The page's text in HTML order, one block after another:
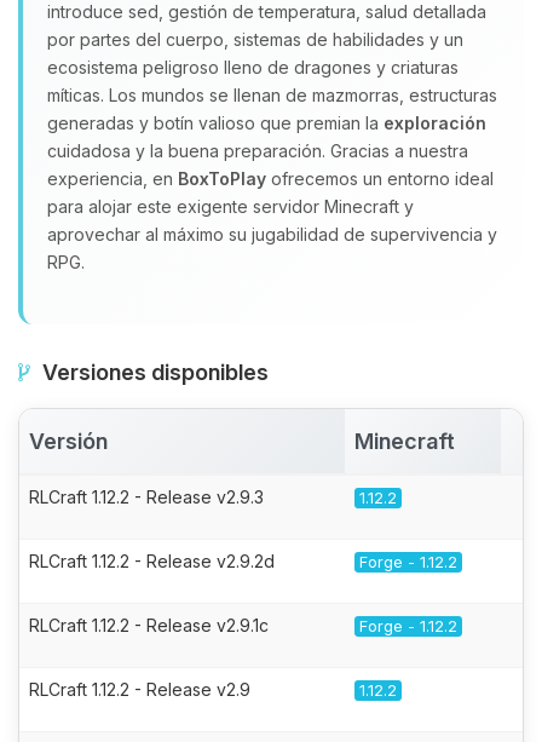
introduce sed, gestión de temperatura, salud detallada
por partes del cuerpo, sistemas de habilidades y un
ecosistema peligroso lleno de dragones y criaturas
míticas. Los mundos se llenan de mazmorras, estructuras
generadas y botín valioso que premian la exploración
cuidadosa y la buena preparación. Gracias a nuestra
experiencia, en BoxToPlay ofrecemos un entorno ideal
para alojar este exigente servidor Minecraft y
aprovechar al máximo su jugabilidad de supervivencia y
RPG.
Versiones disponibles
Versión Minecraft
RLCraft 1.12.2 - Release v2.9.3 1.12.2
RLCraft 1.12.2 - Release v2.9.2d Forge - 1.12.2
RLCraft 1.12.2 - Release v2.9.1c Forge - 1.12.2
RLCraft 1.12.2 - Release v2.9 1.12.2